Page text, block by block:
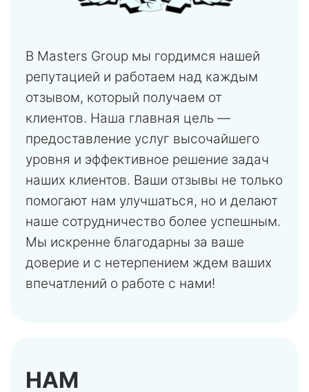
В Masters Group мы гордимся нашей
репутацией и работаем над каждым
отзывом, который получаем от
клиентов. Наша главная цель —
предоставление услуг высочайшего
уровня и эффективное решение задач
наших клиентов. Ваши отзывы не только
помогают нам улучшаться, но и делают
наше сотрудничество более успешным.
Мы искренне благодарны за ваше
доверие и с нетерпением ждем ваших
впечатлений о работе с нами!
НАМ